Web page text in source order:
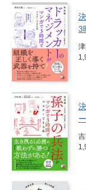
3